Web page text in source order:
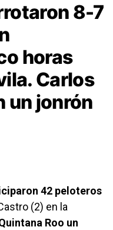
8-7
horas
Carlos
un jonrón
42 peloteros
(2) en la
Roo un